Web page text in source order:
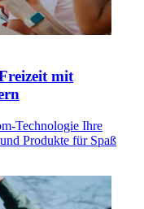
mit
Technologie Ihre
Produkte für Spaß